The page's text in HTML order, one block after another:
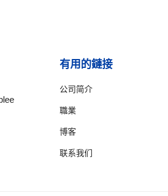
有用的鏈接
公司简介
職業
博客
联系我们